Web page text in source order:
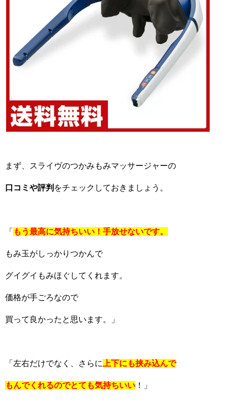
まず、スライヴのつかみもみマッサージャーの
口コミや評判 をチェックしておきましょう。
「 もう最高に気持ちいい！手放せないです。
もみ玉がしっかりつかんで
グイグイもみほぐしてくれます。
価格が手ごろなので
買って良かったと思います。」
「左右だけでなく、さらに 上下にも挟み込んで
もんでくれるのでとても気持ちいい ！」